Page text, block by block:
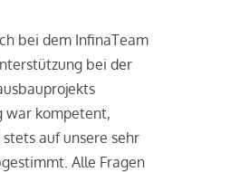
bei dem InfinaTeam
bei der
war kompetent,
auf unsere sehr
Alle Fragen